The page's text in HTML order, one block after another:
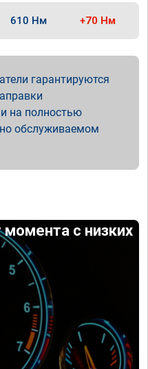
610 Нм +70 Нм
гарантируются
на полностью
обслуживаемом
с низких